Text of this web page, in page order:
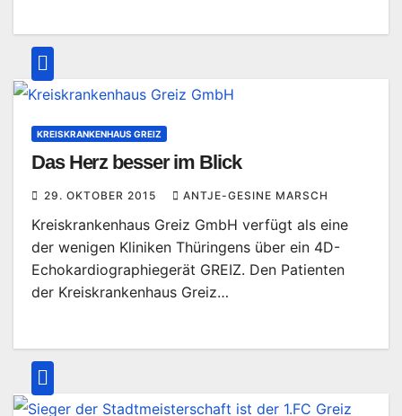
KREISKRANKENHAUS GREIZ
Das Herz besser im Blick
29. OKTOBER 2015 ANTJE-GESINE MARSCH
Kreiskrankenhaus Greiz GmbH verfügt als eine
der wenigen Kliniken Thüringens über ein 4D-
Echokardiographiegerät GREIZ. Den Patienten
der Kreiskrankenhaus Greiz…